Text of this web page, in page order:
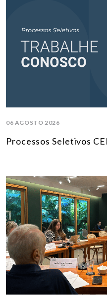
06 AGOSTO 2026
Processos Seletivos